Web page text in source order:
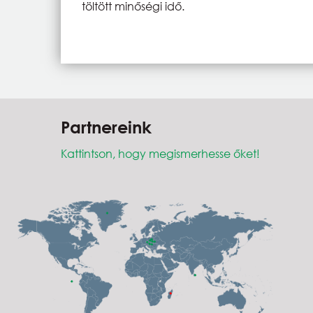
töltött minőségi idő.
Partnereink
Kattintson, hogy megismerhesse őket!